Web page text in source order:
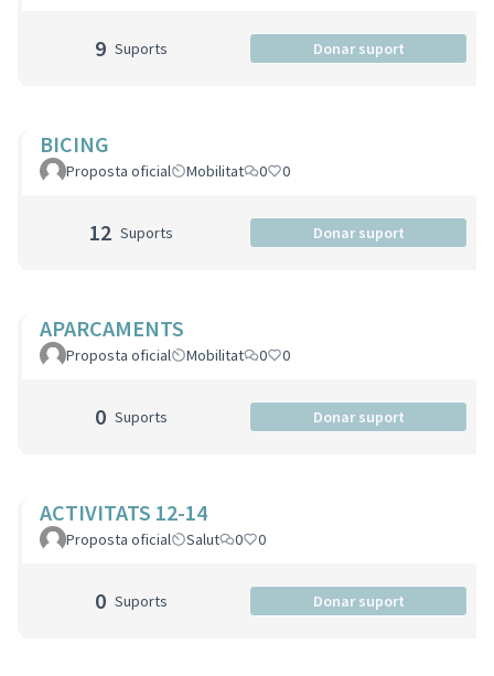
9 Suports Donar suport
BICING
Proposta oficial Mobilitat 0 0
12 Suports Donar suport
APARCAMENTS
Proposta oficial Mobilitat 0 0
0 Suports Donar suport
ACTIVITATS 12-14
Proposta oficial Salut 0 0
0 Suports Donar suport